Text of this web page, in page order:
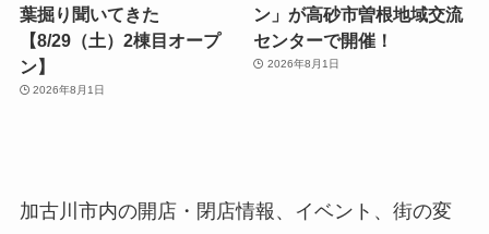
葉掘り聞いてきた
【8/29（土）2棟目オープ
ン】
2026年8月1日
ン」が高砂市曽根地域交流
センターで開催！
2026年8月1日
加古川市内の開店・閉店情報、イベント、街の変